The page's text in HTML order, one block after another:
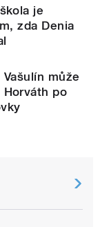
je
zda Denia
může
po